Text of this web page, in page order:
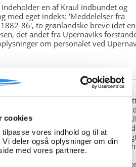
cookies
vores indhold og til at
deler også oplysninger om din
med vores partnere.
en af Kraul indbundet og
med eget indeks: 'Meddelelser fra
86', to grønlandske breve (det
det andet fra Upernaviks
om personalet ved
indeholder en kopi af Friedrich
erindringer. Originalen befinder sig i
Franz Selingers privatarkiv i byen
Littmann var en af de tyske
vejrstationen "Holzauge" i Hansa
under Anden Verdenskrig.
opdaget af Nordøstgrønlands
med Eli Knudsen som medlem og